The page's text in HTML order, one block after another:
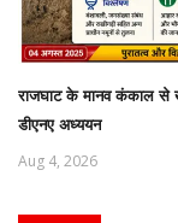
राजघाट के मानव कंकाल से
डीएनए अध्ययन
Aug 4, 2026